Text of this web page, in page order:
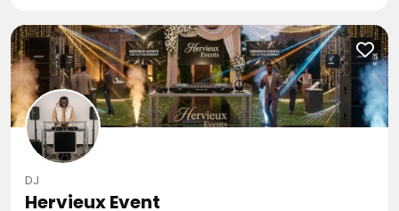
DJ
Hervieux Event